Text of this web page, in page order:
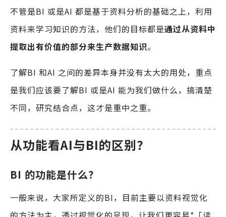
不管是BI 或是AI 都是基于资料分析的基础之上，利用
资料来学习知识的方法，他们的目标都是通过从资料中
提取出有价值的部分来生产数据知识。
了解BI 和AI 之间的差异本身并没有太大的用处，重点
是我们应该要了解BI 或是AI 能为我们做什么，搞清楚
不同，研究结合点，这才是重中之重。
从功能看AI与BI的区别？
BI 的功能是什么？
一般来说，大家所定义的BI，目前主要以资料视觉化